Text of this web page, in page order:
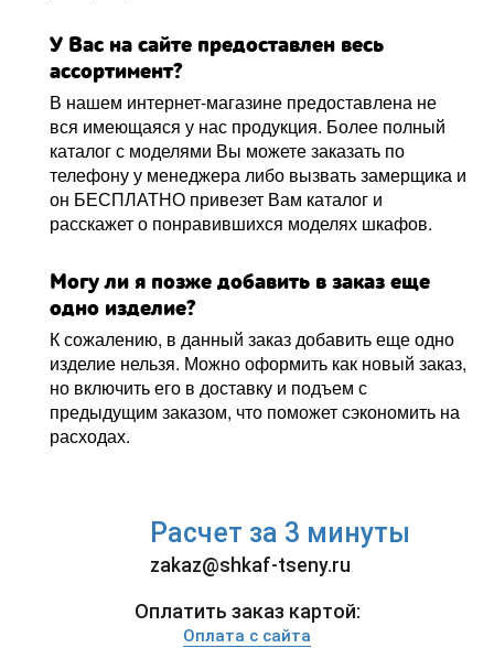
У Вас на сайте предоставлен весь
ассортимент?
В нашем интернет-магазине предоставлена не
вся имеющаяся у нас продукция. Более полный
каталог с моделями Вы можете заказать по
телефону у менеджера либо вызвать замерщика и
он БЕСПЛАТНО привезет Вам каталог и
расскажет о понравившихся моделях шкафов.
Могу ли я позже добавить в заказ еще
одно изделие?
К сожалению, в данный заказ добавить еще одно
изделие нельзя. Можно оформить как новый заказ,
но включить его в доставку и подъем с
предыдущим заказом, что поможет сэкономить на
расходах.
Расчет за 3 минуты
zakaz@shkaf-tseny.ru
Оплатить заказ картой:
Оплата с сайта